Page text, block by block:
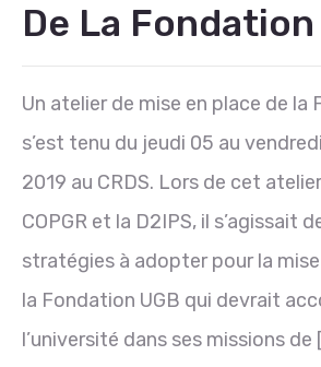
De La Fondation
Un atelier de mise en place de la
s’est tenu du jeudi 05 au
2019 au CRDS. Lors de cet
COPGR et la D2IPS, il s’agissait
stratégies à adopter pour la
la Fondation UGB qui devrait
l’université dans ses missions de